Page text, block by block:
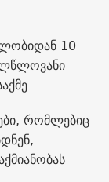
10
რომლებიც